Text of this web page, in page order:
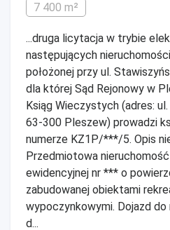
7 400 m²
...druga licytacja w trybie
następujących
położonej przy ul.
dla której Sąd Rejonowy w
Ksiąg Wieczystych (adres:
63-300 Pleszew) prowadzi
numerze KZ1P/***/5. Opis
Przedmiotowa nieruchomość
ewidencyjnej nr *** o
zabudowanej obiektami
wypoczynkowymi. Dojazd
d...